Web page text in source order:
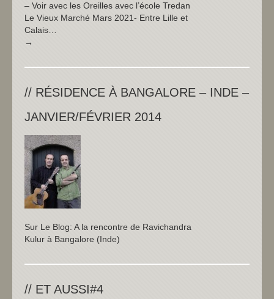
– Voir avec les Oreilles avec l’école Tredan
Le Vieux Marché Mars 2021- Entre Lille et
Calais…
→
// RÉSIDENCE À BANGALORE – INDE –
JANVIER/FÉVRIER 2014
Sur Le Blog: A la rencontre de Ravichandra
Kulur à Bangalore (Inde)
// ET AUSSI#4